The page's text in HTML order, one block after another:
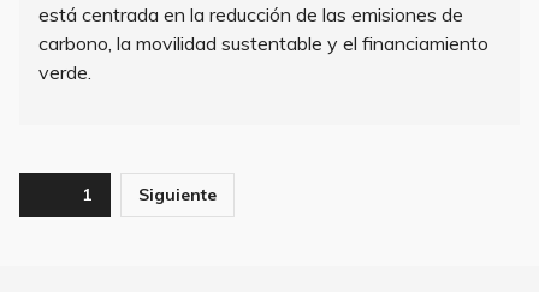
está centrada en la reducción de las emisiones de
carbono, la movilidad sustentable y el financiamiento
verde.
Paginación
de
Page1 Siguiente